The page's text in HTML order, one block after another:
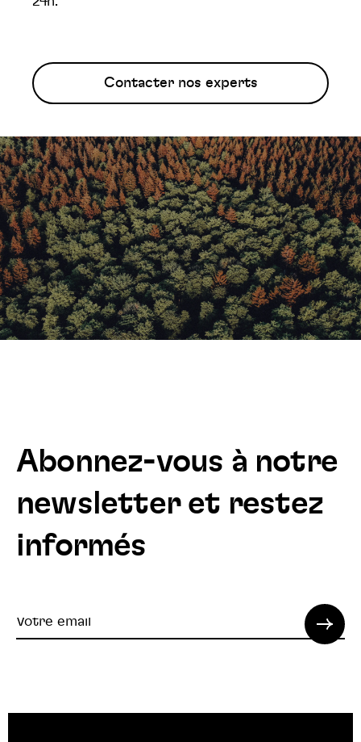
Contacter nos experts
Abonnez-vous à notre
newsletter et restez
informés
Votre